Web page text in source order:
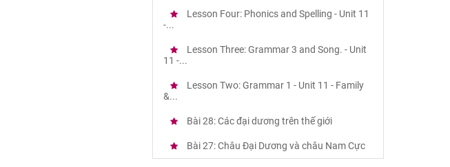
Lesson Four: Phonics and Spelling - Unit 11
-...
Lesson Three: Grammar 3 and Song. - Unit
11 -...
Lesson Two: Grammar 1 - Unit 11 - Family
&...
Bài 28: Các đại dương trên thế giới
Bài 27: Châu Đại Dương và châu Nam Cực